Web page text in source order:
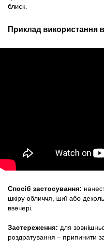
блиск.
Приклад використання
Спосіб застосування:
шкіру обличчя, шиї або
ввечері.
Застереження: для
роздратування – припинити